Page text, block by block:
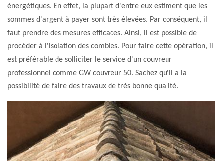
énergétiques. En effet, la plupart d'entre eux estiment que les
sommes d'argent à payer sont très élevées. Par conséquent, il
faut prendre des mesures efficaces. Ainsi, il est possible de
procéder à l'isolation des combles. Pour faire cette opération, il
est préférable de solliciter le service d'un couvreur
professionnel comme GW couvreur 50. Sachez qu'il a la
possibilité de faire des travaux de très bonne qualité.